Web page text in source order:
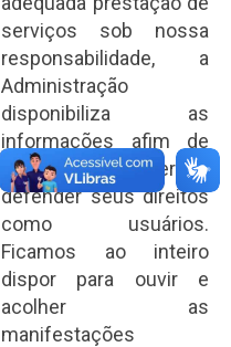
serviços sob nossa
responsabilidade, a
Administração
disponibiliza as
informações afim de
informar, proteger e
defender seus direitos
como usuários.
Ficamos ao inteiro
dispor para ouvir e
acolher as
manifestações